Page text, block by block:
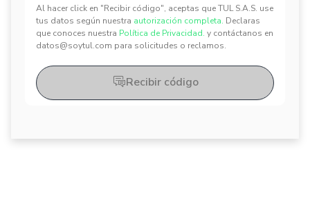
Al hacer click en "Recibir código", aceptas que TUL S.A.S. use
tus datos según nuestra autorización completa. Declaras
que conoces nuestra Política de Privacidad. y contáctanos en
datos@soytul.com para solicitudes o reclamos.
✕
✕
Recibir código